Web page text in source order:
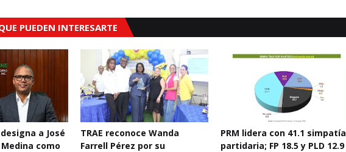
PUEDEN INTERESARTE
designa a José
como
TRAE reconoce Wanda
Farrell Pérez por su
PRM lidera con 41.1 simpatía
partidaria; FP 18.5 y PLD 12.9